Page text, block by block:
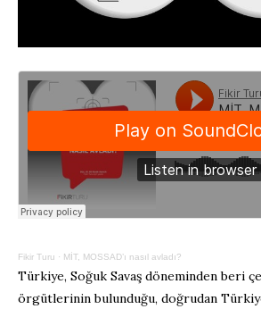
Fikir Turu · MİT, MOSSAD’ı nasıl avladı?
Türkiye, Soğuk Savaş döneminden beri
örgütlerinin bulunduğu, doğrudan